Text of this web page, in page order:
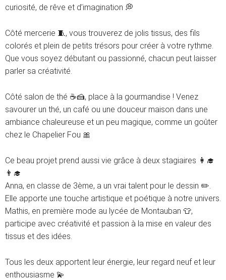
curiosité, de rêve et d’imagination 💭
Côté mercerie 🧵, vous trouverez de jolis tissus, des fils
colorés et plein de petits trésors pour créer à votre rythme.
Que vous soyez débutant ou passionné, chacun peut laisser
parler sa créativité.
Côté salon de thé ☕🍰, place à la gourmandise ! Venez
savourer un thé, un café ou une douceur maison dans une
ambiance chaleureuse et un peu magique, comme un goûter
chez le Chapelier Fou 🎀
Ce beau projet prend aussi vie grâce à deux stagiaires 👩‍🎓
👨‍🎓
Anna, en classe de 3ème, a un vrai talent pour le dessin ✏️.
Elle apporte une touche artistique et poétique à notre univers.
Mathis, en première mode au lycée de Montauban 👕,
participe avec créativité et passion à la mise en valeur des
tissus et des idées.
Tous les deux apportent leur énergie, leur regard neuf et leur
enthousiasme 💫